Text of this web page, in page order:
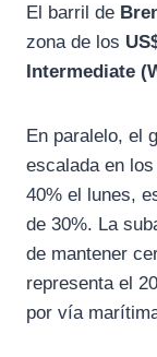
El barril de
zona de los
Intermediate
En paralelo, el
escalada en
40% el lunes,
de 30%. La
de mantener
representa el
por vía